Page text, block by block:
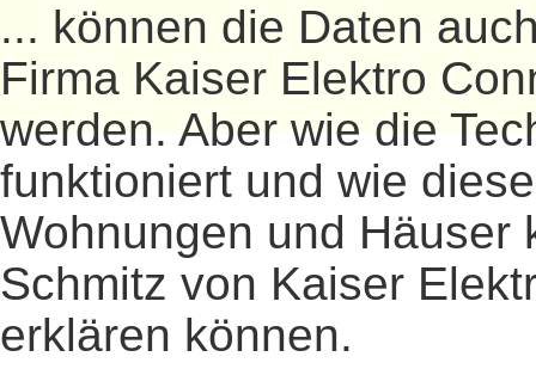
... können die Daten
Firma Kaiser Elektro
werden. Aber wie die
funktioniert und wie
Wohnungen und Häuser
Schmitz von Kaiser
erklären können.